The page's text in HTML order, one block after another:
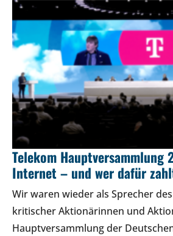
Telekom Hauptversammlung
Internet – und wer dafür
Wir waren wieder als Sprecher
kritischer Aktionärinnen und
Hauptversammlung der